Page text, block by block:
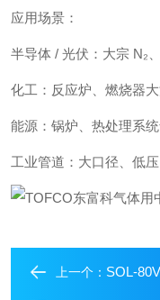
应用场景：
半导体 / 光伏：大宗 N₂
化工：反应炉、燃烧器
能源：锅炉、热处理系
工业管道：大口径、低
上一个： SOL-